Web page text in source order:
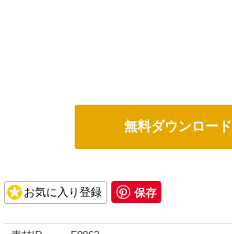
無料ダウンロード
お気に入り登録 保存